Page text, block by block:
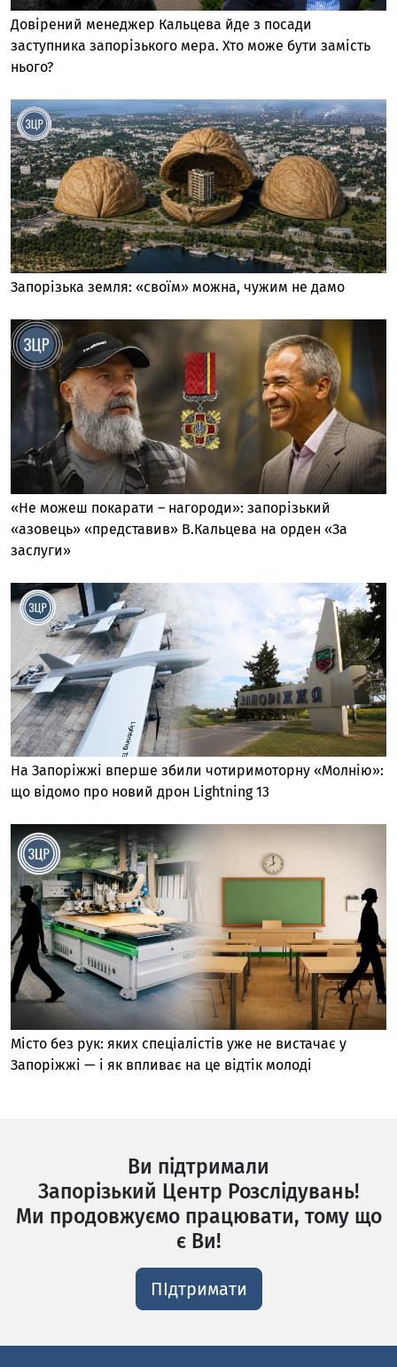
Довірений менеджер Кальцева йде з посади
заступника запорізького мера. Хто може бути замість
нього?
Запорізька земля: «своїм» можна, чужим не дамо
«Не можеш покарати – нагороди»: запорізький
«азовець» «представив» В.Кальцева на орден «За
заслуги»
На Запоріжжі вперше збили чотиримоторну «Молнію»:
що відомо про новий дрон Lightning 13
Місто без рук: яких спеціалістів уже не вистачає у
Запоріжжі — і як впливає на це відтік молоді
Ви підтримали
Запорізький Центр Розслідувань!
Ми продовжуємо працювати, тому що
є Ви!
ПІдтримати